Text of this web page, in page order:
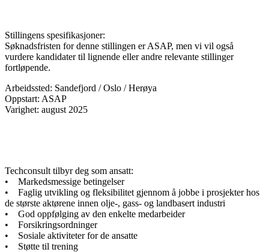
Stillingens spesifikasjoner:
Søknadsfristen for denne stillingen er ASAP, men vi vil også
vurdere kandidater til lignende eller andre relevante stillinger
fortløpende.
Arbeidssted: Sandefjord / Oslo / Herøya
Oppstart: ASAP
Varighet: august 2025
Techconsult tilbyr deg som ansatt:
• Markedsmessige betingelser
• Faglig utvikling og fleksibilitet gjennom å jobbe i prosjekter hos
de største aktørene innen olje-, gass- og landbasert industri
• God oppfølging av den enkelte medarbeider
• Forsikringsordninger
• Sosiale aktiviteter for de ansatte
• Støtte til trening